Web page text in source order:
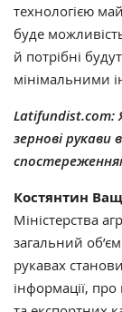
технологією
буде
й потрібні
мінімальними
Latifundist.com:
зернові рукави
Костянтин
Міністерства
загальний
рукавах
інформації,